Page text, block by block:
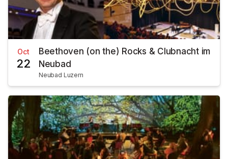
Oct
22
Beethoven (on the) Rocks & Clubnacht im
Neubad
Neubad Luzern